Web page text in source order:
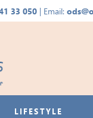
33 050 | Email:
LIFESTYLE